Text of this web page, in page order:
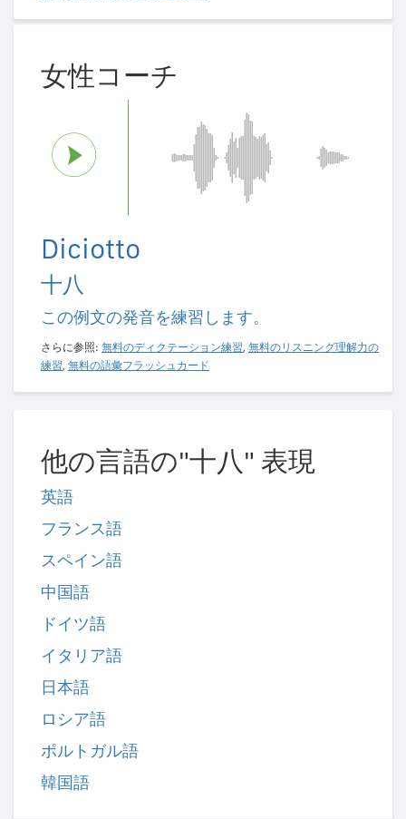
女性コーチ
Diciotto
十八
この例文の発音を練習します。
さらに参照: 無料のディクテーション練習, 無料のリスニング理解力の
練習, 無料の語彙フラッシュカード
他の言語の"十八" 表現
英語
フランス語
スペイン語
中国語
ドイツ語
イタリア語
日本語
ロシア語
ポルトガル語
韓国語